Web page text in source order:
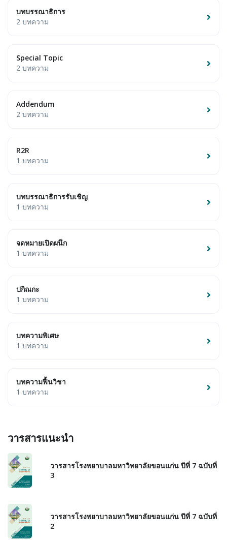
บทบรรณาธิการ
2 บทความ
Special Topic
2 บทความ
Addendum
2 บทความ
R2R
1 บทความ
บทบรรณาธิการรับเชิญ
1 บทความ
จดหมายเปิดผนึก
1 บทความ
ปกิณกะ
1 บทความ
บทความพิเศษ
1 บทความ
บทความฟื้นวิชา
1 บทความ
วารสารแนะนำ
วารสารโรงพยาบาลมหาวิทยาลัยขอนแก่น ปีที่ 7 ฉบับที่
3
วารสารโรงพยาบาลมหาวิทยาลัยขอนแก่น ปีที่ 7 ฉบับที่
2